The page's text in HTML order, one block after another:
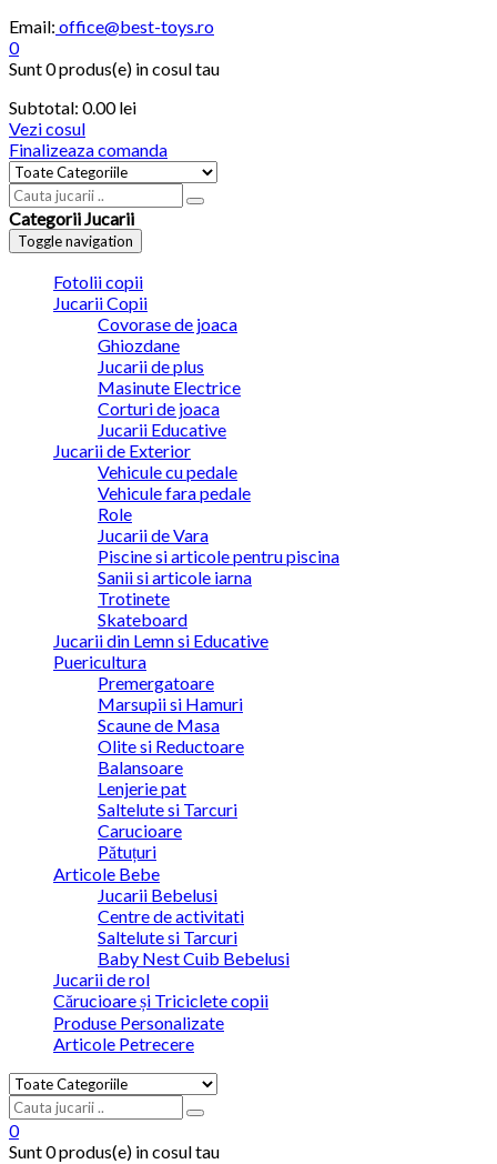
Email: office@best-toys.ro
0
Sunt0 produs(e) in cosul tau
Subtotal: 0.00lei
Vezi cosul
Finalizeaza comanda
Categorii Jucarii
Toggle navigation
Fotolii copii
Jucarii Copii
Covorase de joaca
Ghiozdane
Jucarii de plus
Masinute Electrice
Corturi de joaca
Jucarii Educative
Jucarii de Exterior
Vehicule cu pedale
Vehicule fara pedale
Role
Jucarii de Vara
Piscine si articole pentru piscina
Sanii si articole iarna
Trotinete
Skateboard
Jucarii din Lemn si Educative
Puericultura
Premergatoare
Marsupii si Hamuri
Scaune de Masa
Olite si Reductoare
Balansoare
Lenjerie pat
Saltelute si Tarcuri
Carucioare
Pătuțuri
Articole Bebe
Jucarii Bebelusi
Centre de activitati
Saltelute si Tarcuri
Baby Nest Cuib Bebelusi
Jucarii de rol
Cărucioare și Triciclete copii
Produse Personalizate
Articole Petrecere
0
Sunt0 produs(e) in cosul tau